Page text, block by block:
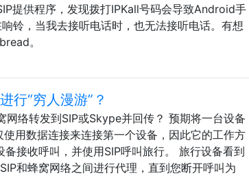
提供程序，发现拨打IPKall号码会导致Android手
铃，当我去接听电话时，也无法接听电话。有想
。
行“穷人漫游”？
络转发到SIP或Skype并回传？ 预期将一台设备
使用数据连接来连接第一个设备，因此它的工作方
接收呼叫，并使用SIP呼叫旅行。 旅行设备看到
和蜂窝网络之间进行代理，直到您断开呼叫为